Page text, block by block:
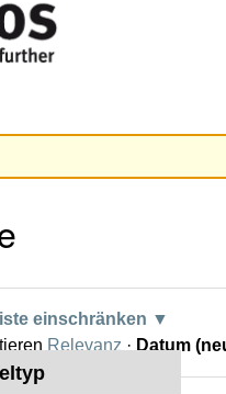
einschränken
Relevanz · Datum